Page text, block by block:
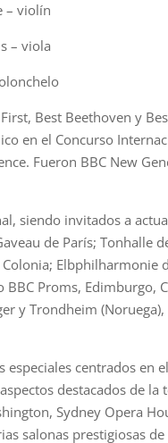
– violín
– viola
Best Beethoven y
en el Concurso
Fueron BBC New
siendo invitados a
de París; Tonhalle
Elbphilharmonie
Proms, Edimburgo,
y Trondheim
centrados en
destacados de
Sydney Opera
salonas prestigiosas